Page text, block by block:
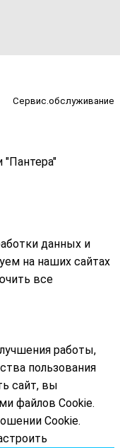
Сервис.обслуживание
"Пантера"
данных и
на наших сайтах
все
работы,
пользования
сайт, вы
файлов Cookie.
Cookie.